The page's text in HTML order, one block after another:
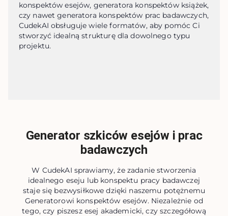
konspektów esejów, generatora konspektów książek,
czy nawet generatora konspektów prac badawczych,
CudekAI obsługuje wiele formatów, aby pomóc Ci
stworzyć idealną strukturę dla dowolnego typu
projektu.
Generator szkiców esejów i prac
badawczych
W CudekAI sprawiamy, że zadanie stworzenia
idealnego eseju lub konspektu pracy badawczej
staje się bezwysiłkowe dzięki naszemu potężnemu
Generatorowi konspektów esejów. Niezależnie od
tego, czy piszesz esej akademicki, czy szczegółową